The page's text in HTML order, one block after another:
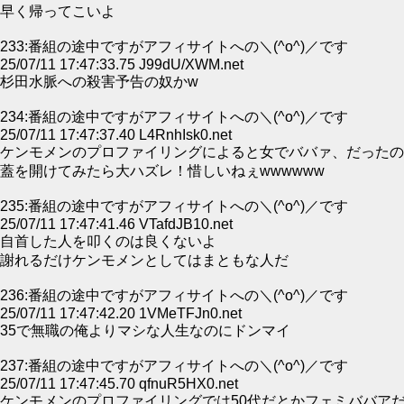
早く帰ってこいよ
233:番組の途中ですがアフィサイトへの＼(^o^)／です
25/07/11 17:47:33.75 J99dU/XWM.net
杉田水脈への殺害予告の奴かw
234:番組の途中ですがアフィサイトへの＼(^o^)／です
25/07/11 17:47:37.40 L4RnhIsk0.net
ケンモメンのプロファイリングによると女でババァ、だった
蓋を開けてみたら大ハズレ！惜しいねぇwwwwww
235:番組の途中ですがアフィサイトへの＼(^o^)／です
25/07/11 17:47:41.46 VTafdJB10.net
自首した人を叩くのは良くないよ
謝れるだけケンモメンとしてはまともな人だ
236:番組の途中ですがアフィサイトへの＼(^o^)／です
25/07/11 17:47:42.20 1VMeTFJn0.net
35で無職の俺よりマシな人生なのにドンマイ
237:番組の途中ですがアフィサイトへの＼(^o^)／です
25/07/11 17:47:45.70 qfnuR5HX0.net
ケンモメンのプロファイリングでは50代だとかフェミババア